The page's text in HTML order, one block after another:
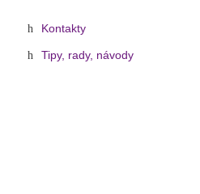
Kontakty
Tipy, rady, návody